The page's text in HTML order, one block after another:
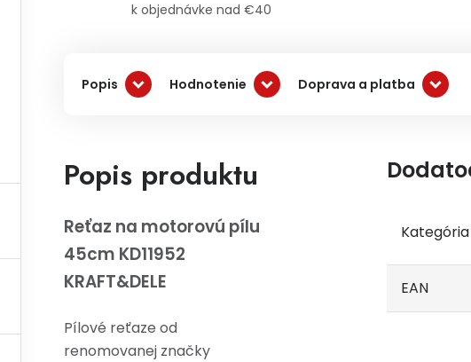
k objednávke nad €40
Popis Hodnotenie Doprava a platba
Popis produktu
Reťaz na motorovú pílu
45cm KD11952
KRAFT&DELE
Pílové reťaze od
renomovanej značky
Kategória
EAN